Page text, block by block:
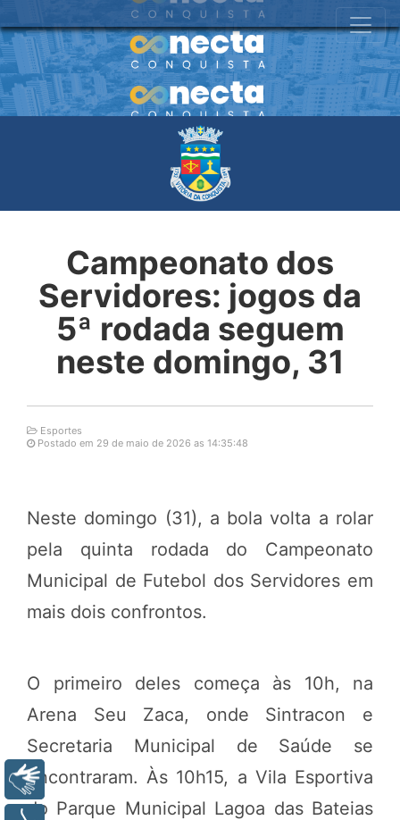
Campeonato dos
Servidores: jogos da
5ª rodada seguem
neste domingo, 31
Esportes
Postado em 29 de maio de 2026 as 14:35:48
Neste domingo (31), a bola volta a rolar
pela quinta rodada do Campeonato
Municipal de Futebol dos Servidores em
mais dois confrontos.
O primeiro deles começa às 10h, na
Arena Seu Zaca, onde Sintracon e
Secretaria Municipal de Saúde se
encontraram. Às 10h15, a Vila Esportiva
do Parque Municipal Lagoa das Bateias
Libras